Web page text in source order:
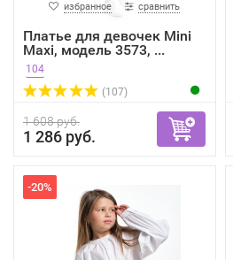
избранное сравнить
Платье для девочек Mini
Maxi, модель 3573, ...
104
(107)
1 608 руб.
1 286 руб.
-20%